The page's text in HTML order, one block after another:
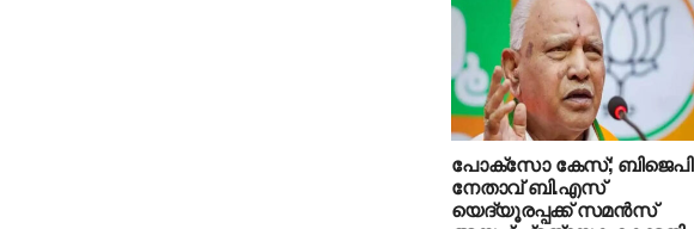
പോക്‌സോ കേസ്; ബിജെപി
നേതാവ് ബി.എസ്
യെദ്യൂരപ്പക്ക് സമന്‍സ്